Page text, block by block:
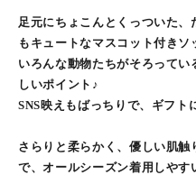
足元にちょこんとくっついた
もキュートなマスコット付きソ
いろんな動物たちがそろって
しいポイント♪
SNS映えもばっちりで、ギフ
さらりと柔らかく、優しい肌
で、オールシーズン着用しやす